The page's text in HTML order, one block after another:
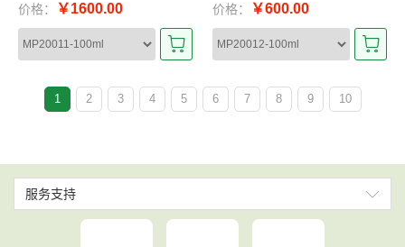
价格： ￥1600.00 价格： ￥600.00
1 2 3 4 5 6 7 8 9 10
服务支持